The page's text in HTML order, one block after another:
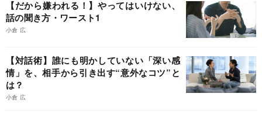
【だから嫌われる！】やってはいけない、
話の聞き方・ワースト1
小倉 広
【対話術】誰にも明かしていない「深い感
情」を、相手から引き出す“意外なコツ”と
は？
小倉 広